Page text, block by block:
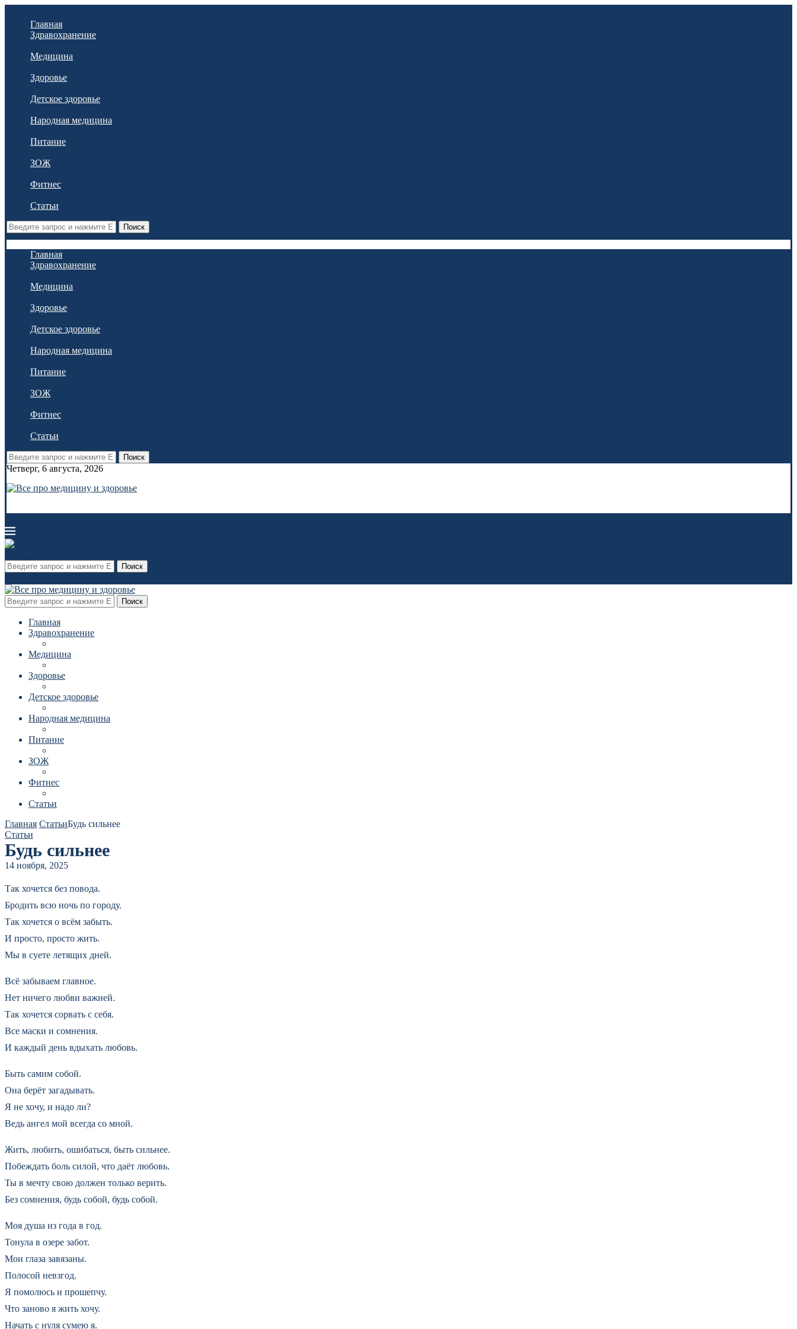
Главная
Здравохранение
Медицина
Здоровье
Детское здоровье
Народная медицина
Питание
ЗОЖ
Фитнес
Статьи
Поиск
Главная
Здравохранение
Медицина
Здоровье
Детское здоровье
Народная медицина
Питание
ЗОЖ
Фитнес
Статьи
Поиск
Четверг, 6 августа, 2026
Поиск
Поиск
Главная
Здравохранение
Медицина
Здоровье
Детское здоровье
Народная медицина
Питание
ЗОЖ
Фитнес
Статьи
Главная СтатьиБудь сильнее
Статьи
Будь сильнее
14 ноября, 2025
Так хочется без повода.
Бродить всю ночь по городу.
Так хочется о всём забыть.
И просто, просто жить.
Мы в суете летящих дней.
Всё забываем главное.
Нет ничего любви важней.
Так хочется сорвать с себя.
Все маски и сомнения.
И каждый день вдыхать любовь.
Быть самим собой.
Она берёт загадывать.
Я не хочу, и надо ли?
Ведь ангел мой всегда со мной.
Жить, любить, ошибаться, быть сильнее.
Побеждать боль силой, что даёт любовь.
Ты в мечту свою должен только верить.
Без сомнения, будь собой, будь собой.
Моя душа из года в год.
Тонула в озере забот.
Мои глаза завязаны.
Полосой невзгод.
Я помолюсь и прошепчу.
Что заново я жить хочу.
Начать с нуля сумею я.